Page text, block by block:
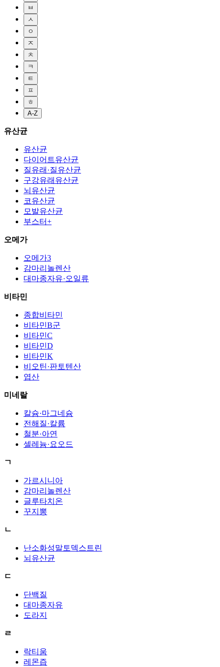
ㅂ
ㅅ
ㅇ
ㅈ
ㅊ
ㅋ
ㅌ
ㅍ
ㅎ
A-Z
유산균
유산균
다이어트유산균
질유래·질유산균
구강유래유산균
뇌유산균
코유산균
모발유산균
부스터+
오메가
오메가3
감마리놀렌산
대마종자유·오일류
비타민
종합비타민
비타민B군
비타민C
비타민D
비타민K
비오틴·판토텐산
엽산
미네랄
칼슘·마그네슘
전해질·칼륨
철분·아연
셀레늄·요오드
ㄱ
가르시니아
감마리놀렌산
글루타치온
꾸지뽕
ㄴ
난소화성말토덱스트린
뇌유산균
ㄷ
단백질
대마종자유
도라지
ㄹ
락티움
레몬즙